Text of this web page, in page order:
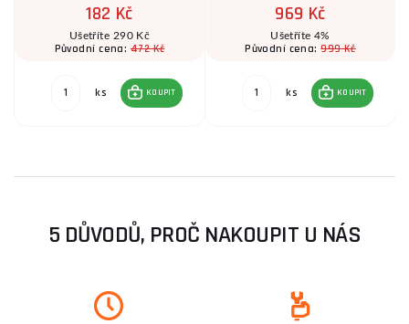
182 Kč
Ušetříte 290 Kč
Původní cena:472 Kč
ks KOUPIT
969 Kč
Ušetříte 4%
Původní cena:999 Kč
ks KOUPIT
5 DŮVODŮ, PROČ NAKOUPIT U NÁS